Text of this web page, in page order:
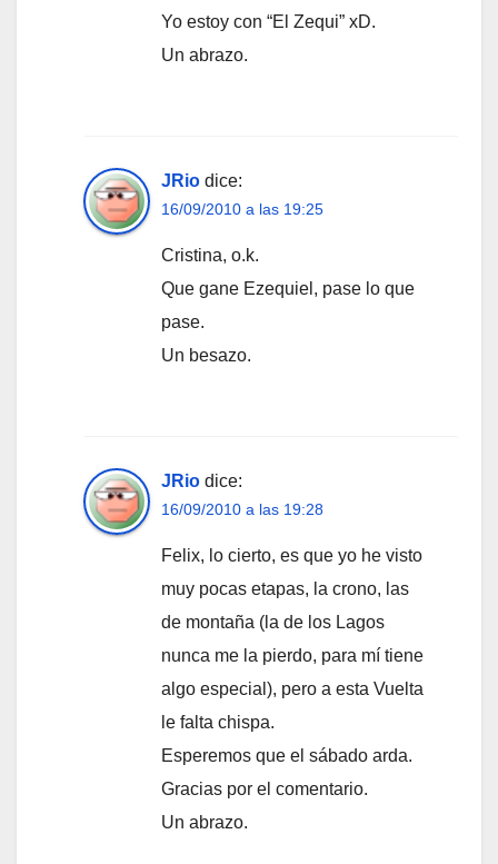
Yo estoy con “El Zequi” xD.
Un abrazo.
JRio dice:
16/09/2010 a las 19:25
Cristina, o.k.
Que gane Ezequiel, pase lo que
pase.
Un besazo.
JRio dice:
16/09/2010 a las 19:28
Felix, lo cierto, es que yo he visto
muy pocas etapas, la crono, las
de montaña (la de los Lagos
nunca me la pierdo, para mí tiene
algo especial), pero a esta Vuelta
le falta chispa.
Esperemos que el sábado arda.
Gracias por el comentario.
Un abrazo.